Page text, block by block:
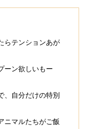
らテンションあが
ーン欲しいもー
、自分だけの特別
ニマルたちがご飯